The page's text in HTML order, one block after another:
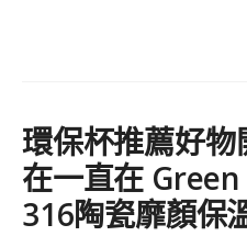
環保杯推薦好
在一直在
316陶瓷靡顏保